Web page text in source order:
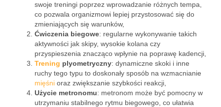
swoje treningi poprzez wprowadzanie różnych tempa,
co pozwala organizmowi lepiej przystosować się do
zmieniających się warunków,
Ćwiczenia biegowe: regularne wykonywanie takich
aktywności jak skipy, wysokie kolana czy
przyspieszenia znacząco wpłynie na poprawę kadencji,
Trening plyometryczny: dynamiczne skoki i inne
ruchy tego typu to doskonały sposób na wzmacnianie
mięśni oraz zwiększanie szybkości reakcji,
Użycie metronomu: metronom może być pomocny w
utrzymaniu stabilnego rytmu biegowego, co ułatwia